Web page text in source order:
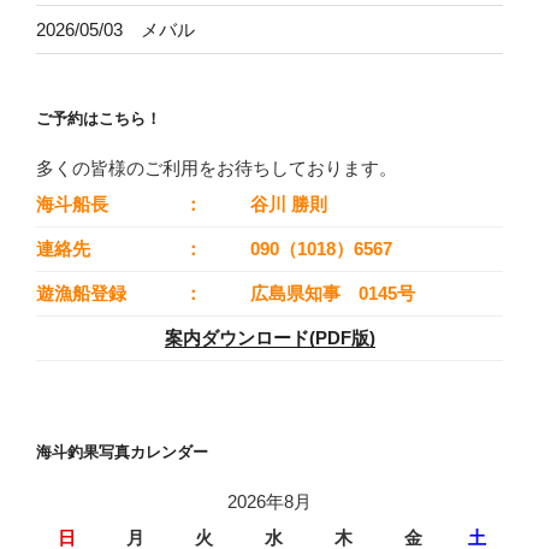
2026/05/03 メバル
ご予約はこちら！
多くの皆様のご利用をお待ちしております。
海斗船長
： 谷川 勝則
連絡先 ： 090（1018）6567
遊漁船登録 ： 広島県知事 0145号
案内ダウンロード(PDF版)
海斗釣果写真カレンダー
2026年8月
日
月 火 水 木 金 土